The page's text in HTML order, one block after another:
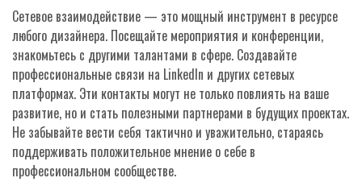
Сетевое взаимодействие — это мощный инструмент в ресурсе
любого дизайнера. Посещайте мероприятия и конференции,
знакомьтесь с другими талантами в сфере. Создавайте
профессиональные связи на LinkedIn и других сетевых
платформах. Эти контакты могут не только повлиять на ваше
развитие, но и стать полезными партнерами в будущих проектах.
Не забывайте вести себя тактично и уважительно, стараясь
поддерживать положительное мнение о себе в
профессиональном сообществе.